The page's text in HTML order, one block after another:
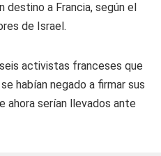
destino a Francia, según el
de Israel.
activistas franceses que
habían negado a firmar sus
ahora serían llevados ante